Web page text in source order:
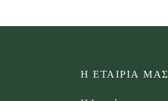
Η ΕΤΑΙΡΙΑ ΜΑΣ